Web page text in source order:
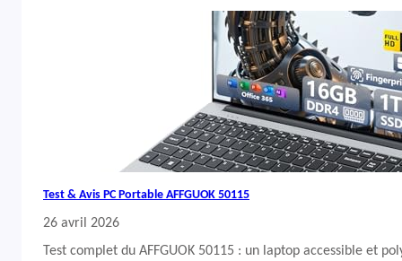
Test & Avis PC Portable AFFGUOK 50115
26 avril 2026
Test complet du AFFGUOK 50115 : un laptop accessible